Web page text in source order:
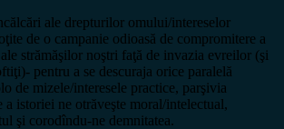
ale drepturilor omului/intereselor
de o campanie odioasă de compromitere a
strămăşilor noştri faţă de invazia evreilor (şi
pentru a se descuraja orice paralelă
de mizele/interesele practice, parşivia
a istoriei ne otrăveşte moral/intelectual,
şi corodîndu-ne demnitatea.